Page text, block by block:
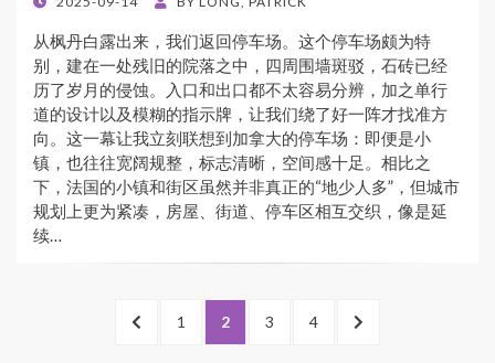
从枫丹白露出来，我们返回停车场。这个停车场颇为特
别，建在一处残旧的院落之中，四周围墙斑驳，石砖已经
历了岁月的侵蚀。入口和出口都不太容易分辨，加之单行
道的设计以及模糊的指示牌，让我们绕了好一阵才找准方
向。这一幕让我立刻联想到加拿大的停车场：即便是小
镇，也往往宽阔规整，标志清晰，空间感十足。相比之
下，法国的小镇和街区虽然并非真正的“地少人多”，但城市
规划上更为紧凑，房屋、街道、停车区相互交织，像是延
续…
PREVIOUS
PAGE
1 PAGE
2 PAGE
3 PAGE
4
NEXT